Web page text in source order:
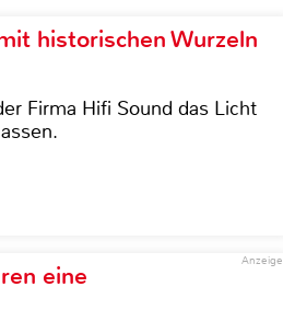
historischen Wurzeln
Firma Hifi Sound das Licht
Anzeige
eine